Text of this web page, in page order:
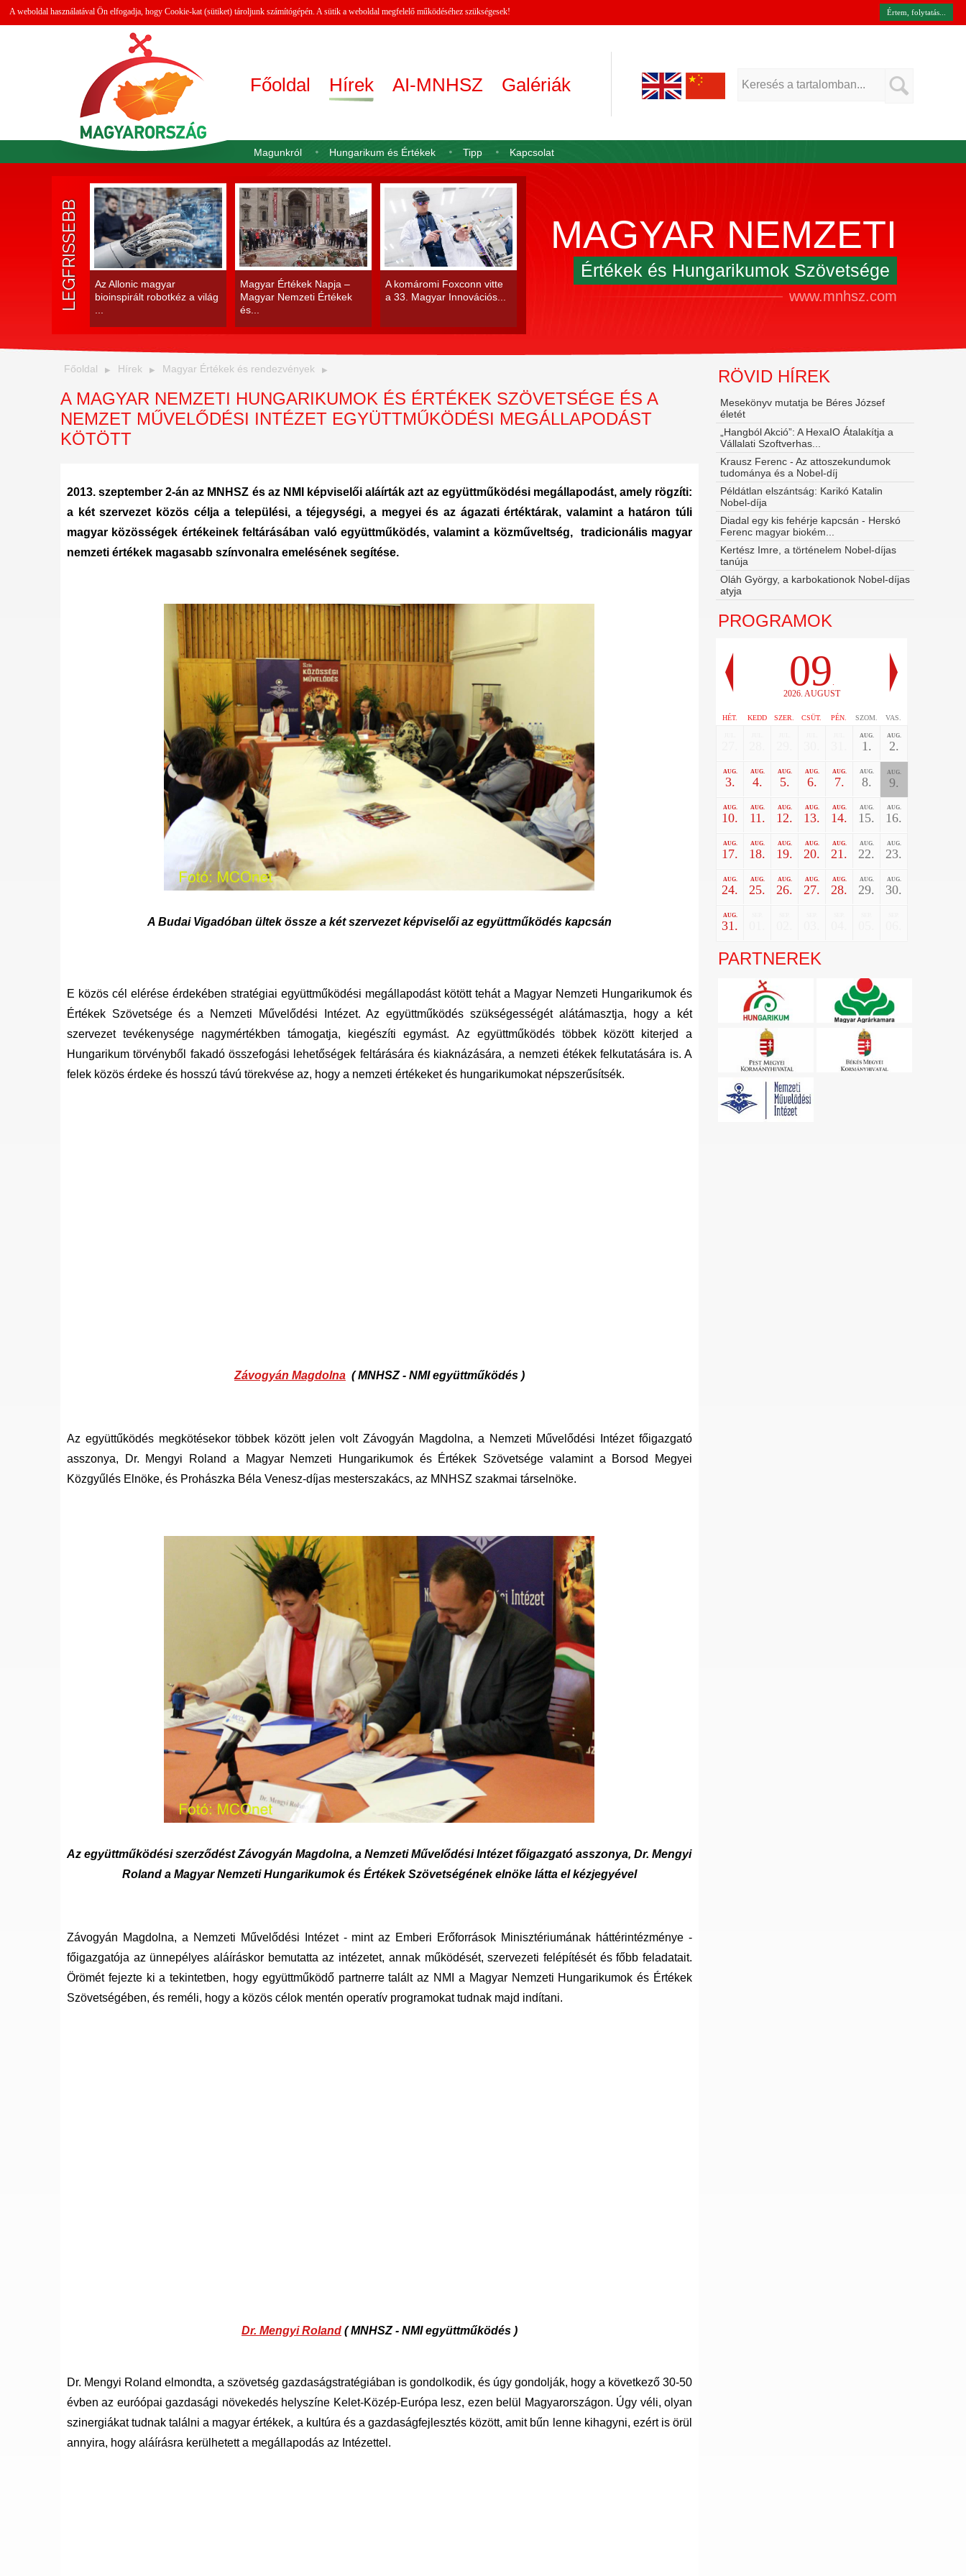
A weboldal használatával Ön elfogadja, hogy Cookie-kat (sütiket) tároljunk számítógépén. A sütik a weboldal megfelelő működéséhez szükségesek! Értem, folytatás...
Főoldal Hírek AI-MNHSZ Galériák
Magunkról Hungarikum és Értékek Tipp Kapcsolat
LEGFRISSEBB
Az Allonic magyar
bioinspirált robotkéz a világ
Magyar Értékek Napja –
Magyar Nemzeti Értékek
és...
A komáromi Foxconn vitte
a 33. Magyar Innovációs...
MAGYAR NEMZETI
Értékek és Hungarikumok Szövetsége
www.mnhsz.com
Főoldal Hírek Magyar Értékek és rendezvények
A MAGYAR NEMZETI HUNGARIKUMOK ÉS ÉRTÉKEK SZÖVETSÉGE ÉS A
NEMZET MŰVELŐDÉSI INTÉZET EGYÜTTMŰKÖDÉSI MEGÁLLAPODÁST
KÖTÖTT
2013. szeptember 2-án az MNHSZ és az NMI képviselői aláírták azt az együttműködési megállapodást, amely rögzíti:
a két szervezet közös célja a települési, a téjegységi, a megyei és az ágazati értéktárak, valamint a határon túli
magyar közösségek értékeinek feltárásában való együttműködés, valamint a közműveltség, tradicionális magyar
nemzeti értékek magasabb színvonalra emelésének segítése.
A Budai Vigadóban ültek össze a két szervezet képviselői az együttműködés kapcsán
E közös cél elérése érdekében stratégiai együttműködési megállapodást kötött tehát a Magyar Nemzeti Hungarikumok és
Értékek Szövetsége és a Nemzeti Művelődési Intézet. Az együttműködés szükségességét alátámasztja, hogy a két
szervezet tevékenysége nagymértékben támogatja, kiegészíti egymást. Az együttműködés többek között kiterjed a
Hungarikum törvényből fakadó összefogási lehetőségek feltárására és kiaknázására, a nemzeti étékek felkutatására is. A
felek közös érdeke és hosszú távú törekvése az, hogy a nemzeti értékeket és hungarikumokat népszerűsítsék.
Závogyán Magdolna( MNHSZ - NMI együttműködés )
Az együttűködés megkötésekor többek között jelen volt Závogyán Magdolna, a Nemzeti Művelődési Intézet főigazgató
asszonya, Dr. Mengyi Roland a Magyar Nemzeti Hungarikumok és Értékek Szövetsége valamint a Borsod Megyei
Közgyűlés Elnöke, és Prohászka Béla Venesz-díjas mesterszakács, az MNHSZ szakmai társelnöke.
Az együttműködési szerződést Závogyán Magdolna, a Nemzeti Művelődési Intézet főigazgató asszonya, Dr. Mengyi
Roland a Magyar Nemzeti Hungarikumok és Értékek Szövetségének elnöke látta el kézjegyével
Závogyán Magdolna, a Nemzeti Művelődési Intézet - mint az Emberi Erőforrások Minisztériumának háttérintézménye -
főigazgatója az ünnepélyes aláíráskor bemutatta az intézetet, annak működését, szervezeti felépítését és főbb feladatait.
Örömét fejezte ki a tekintetben, hogy együttműködő partnerre talált az NMI a Magyar Nemzeti Hungarikumok és Értékek
Szövetségében, és reméli, hogy a közös célok mentén operatív programokat tudnak majd indítani.
Dr. Mengyi Roland( MNHSZ - NMI együttműködés )
Dr. Mengyi Roland elmondta, a szövetség gazdaságstratégiában is gondolkodik, és úgy gondolják, hogy a következő 30-50
évben az euróópai gazdasági növekedés helyszíne Kelet-Közép-Európa lesz, ezen belül Magyarországon. Úgy véli, olyan
szinergiákat tudnak találni a magyar értékek, a kultúra és a gazdaságfejlesztés között, amit bűn lenne kihagyni, ezért is örül
annyira, hogy aláírásra kerülhetett a megállapodás az Intézettel.
RÖVID HÍREK
Mesekönyv mutatja be Béres József
életét
„Hangból Akció”: A HexaIO Átalakítja a
Vállalati Szoftverhas...
Krausz Ferenc - Az attoszekundumok
tudománya és a Nobel‑díj
Példátlan elszántság: Karikó Katalin
Nobel-díja
Diadal egy kis fehérje kapcsán - Herskó
Ferenc magyar biokém...
Kertész Imre, a történelem Nobel-díjas
tanúja
Oláh György, a karbokationok Nobel-díjas
atyja
PROGRAMOK
09 .
2026. AUGUST
HÉT. KEDD SZER. CSÜT. PÉN. SZOM. VAS.
AUG.
1.
AUG.
2.
AUG.
3.
AUG.
4.
AUG.
5.
AUG.
6.
AUG.
7.
AUG.
8.
AUG.
9.
AUG.
10.
AUG.
11.
AUG.
12.
AUG.
13.
AUG.
14.
AUG.
15.
AUG.
16.
AUG.
17.
AUG.
18.
AUG.
19.
AUG.
20.
AUG.
21.
AUG.
22.
AUG.
23.
AUG.
24.
AUG.
25.
AUG.
26.
AUG.
27.
AUG.
28.
AUG.
29.
AUG.
30.
AUG.
31.
PARTNEREK